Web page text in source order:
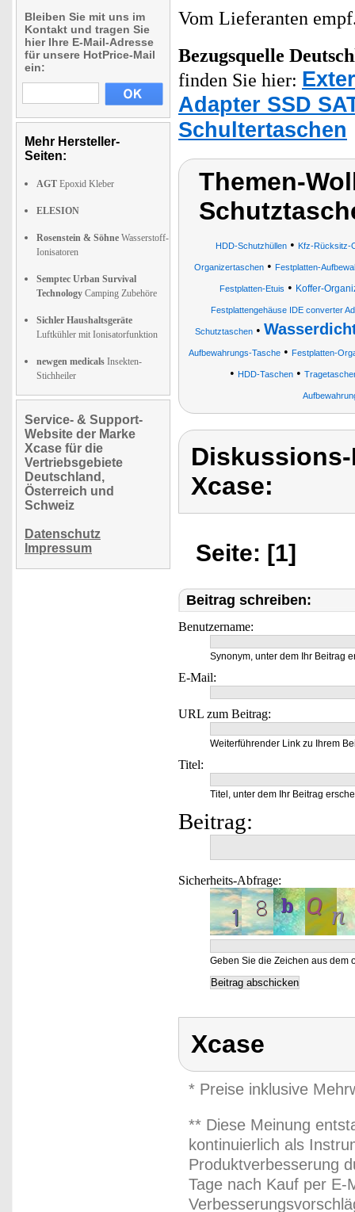
Bleiben Sie mit uns im
Kontakt und tragen Sie
hier Ihre E-Mail-Adresse
für unsere HotPrice-Mail
ein:
Mehr Hersteller-
Seiten:
AGT Epoxid Kleber
ELESION
Rosenstein & Söhne Wasserstoff-
Ionisatoren
Semptec Urban Survival
Technology Camping Zubehöre
Sichler Haushaltsgeräte
Luftkühler mit Ionisatorfunktion
newgen medicals Insekten-
Stichheiler
Service- & Support-
Website der Marke
Xcase für die
Vertriebsgebiete
Deutschland,
Österreich und
Schweiz
Datenschutz
Impressum
Vom Lieferanten
Bezugsquelle
finden Sie hier:
Adapter SSD
Schultertaschen
Themen-
HDD-Schutzhüllen• Kfz-Rücksitz-
Organizertaschen• Festplatten-
Festplatten-Etuis • Koffer-
Festplattengehäuse IDE converter
Schutztaschen•
Aufbewahrungs-Tasche• Festplatten-
• HDD-Taschen•
Xcase:
Seite: [1]
Beitrag schreiben:
Benutzername:
Synonym, unter dem Ihr Beitrag
E-Mail:
URL zum Beitrag:
Weiterführender Link zu Ihrem
Titel:
Titel, unter dem Ihr Beitrag
Beitrag:
Sicherheits-Abfrage:
Geben Sie die Zeichen aus dem
Xcase
* Preise inklusive
** Diese Meinung
kontinuierlich als
Produktverbesserung
Tage nach Kauf per E-